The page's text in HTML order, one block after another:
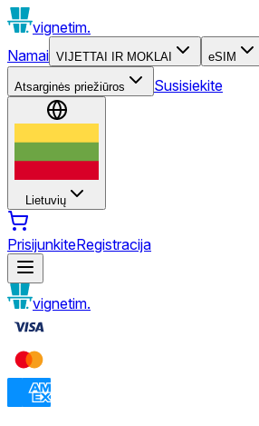
vignetim.
Namai VIJETTAI IR MOKLAI eSIM
Atsarginės priežiūros Susisiekite
Lietuvių
PrisijunkiteRegistracija
vignetim.